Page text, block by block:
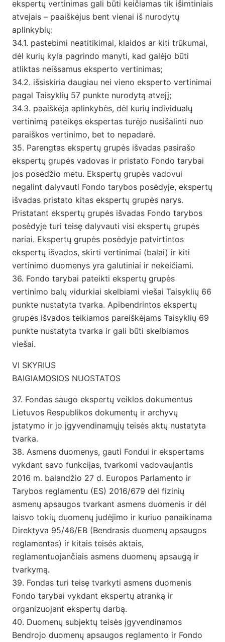
ekspertų vertinimas gali būti keičiamas tik išimtiniais
atvejais – paaiškėjus bent vienai iš nurodytų
aplinkybių:
34.1. pastebimi neatitikimai, klaidos ar kiti trūkumai,
dėl kurių kyla pagrindo manyti, kad galėjo būti
atliktas neišsamus eksperto vertinimas;
34.2. išsiskiria daugiau nei vieno eksperto vertinimai
pagal Taisyklių 57 punkte nurodytą atvejį;
34.3. paaiškėja aplinkybės, dėl kurių individualų
vertinimą pateikęs ekspertas turėjo nusišalinti nuo
paraiškos vertinimo, bet to nepadarė.
35. Parengtas ekspertų grupės išvadas pasirašo
ekspertų grupės vadovas ir pristato Fondo tarybai
jos posėdžio metu. Ekspertų grupės vadovui
negalint dalyvauti Fondo tarybos posėdyje, ekspertų
išvadas pristato kitas ekspertų grupės narys.
Pristatant ekspertų grupės išvadas Fondo tarybos
posėdyje turi teisę dalyvauti visi ekspertų grupės
nariai. Ekspertų grupės posėdyje patvirtintos
ekspertų išvados, skirti vertinimai (balai) ir kiti
vertinimo duomenys yra galutiniai ir nekeičiami.
36. Fondo tarybai pateikti ekspertų grupės
vertinimo balų vidurkiai skelbiami viešai Taisyklių 66
punkte nustatyta tvarka. Apibendrintos ekspertų
grupės išvados teikiamos pareiškėjams Taisyklių 69
punkte nustatyta tvarka ir gali būti skelbiamos
viešai.
VI SKYRIUS
BAIGIAMOSIOS NUOSTATOS
37. Fondas saugo ekspertų veiklos dokumentus
Lietuvos Respublikos dokumentų ir archyvų
įstatymo ir jo įgyvendinamųjų teisės aktų nustatyta
tvarka.
38. Asmens duomenys, gauti Fondui ir ekspertams
vykdant savo funkcijas, tvarkomi vadovaujantis
2016 m. balandžio 27 d. Europos Parlamento ir
Tarybos reglamentu (ES) 2016/679 dėl fizinių
asmenų apsaugos tvarkant asmens duomenis ir dėl
laisvo tokių duomenų judėjimo ir kuriuo panaikinama
Direktyva 95/46/EB (Bendrasis duomenų apsaugos
reglamentas) ir kitais teisės aktais,
reglamentuojančiais asmens duomenų apsaugą ir
tvarkymą.
39. Fondas turi teisę tvarkyti asmens duomenis
Fondo tarybai vykdant ekspertų atranką ir
organizuojant ekspertų darbą.
40. Duomenų subjektų teisės įgyvendinamos
Bendrojo duomenų apsaugos reglamento ir Fondo